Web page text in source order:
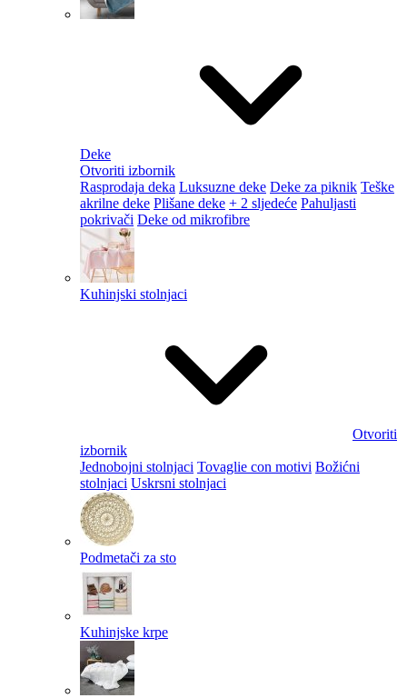
Deke
Otvoriti izbornik
Rasprodaja deka Luksuzne deke Deke za piknik Teške
akrilne deke Plišane deke + 2 sljedeće Pahuljasti
pokrivači Deke od mikrofibre
Kuhinjski stolnjaci
Otvoriti
izbornik
Jednobojni stolnjaci Tovaglie con motivi Božićni
stolnjaci Uskrsni stolnjaci
Podmetači za sto
Kuhinjske krpe